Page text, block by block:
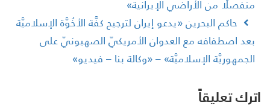
من الأراضي الإيرانية»
حاكم البحرين «يدعو إيران لترجيح كفَّة الأخُوَّة الإسلاميَّة
اصطفافه مع العدوان الأمريكيّ الصهيونيّ على
الإسلاميَّة» – «وكالة بنا – فيديو»
تعليقاً